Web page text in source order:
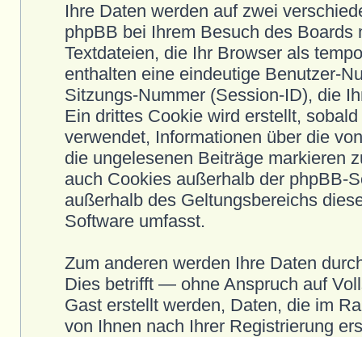
Ihre Daten werden auf zwei
phpBB bei Ihrem Besuch des
Textdateien, die Ihr Browser als
enthalten eine eindeutige Benutzer-
Sitzungs-Nummer (Session-ID), die
Ein drittes Cookie wird erstellt,
verwendet, Informationen über die
die ungelesenen Beiträge markieren
auch Cookies außerhalb der phpBB-
außerhalb des Geltungsbereichs
Software umfasst.
Zum anderen werden Ihre Daten
Dies betrifft — ohne Anspruch auf
Gast erstellt werden, Daten, die im
von Ihnen nach Ihrer Registrierung